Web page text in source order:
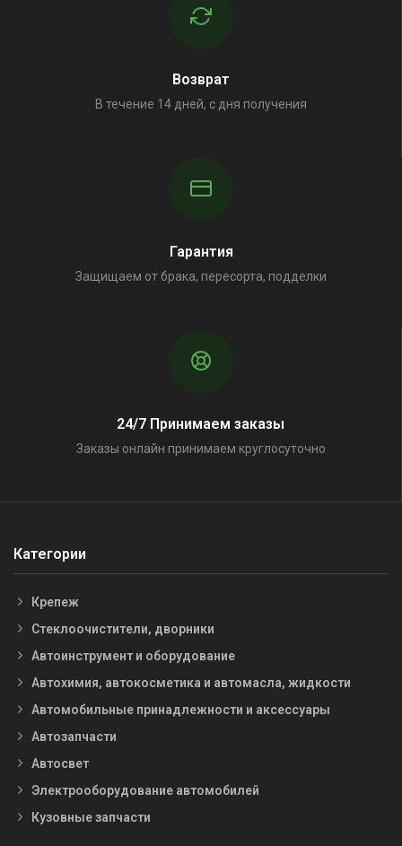
Возврат
В течение 14 дней, с дня получения
Гарантия
Защищаем от брака, пересорта, подделки
24/7 Принимаем заказы
Заказы онлайн принимаем круглосуточно
Категории
Крепеж
Стеклоочистители, дворники
Автоинструмент и оборудование
Автохимия, автокосметика и автомасла, жидкости
Автомобильные принадлежности и аксессуары
Автозапчасти
Автосвет
Электрооборудование автомобилей
Кузовные запчасти